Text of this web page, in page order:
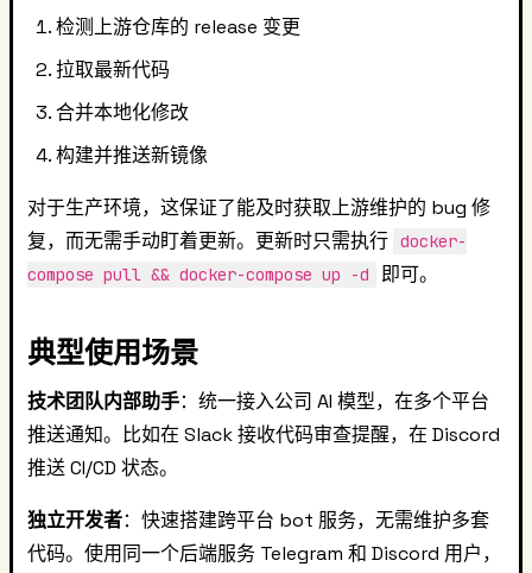
检测上游仓库的 release 变更
拉取最新代码
合并本地化修改
构建并推送新镜像
对于生产环境，这保证了能及时获取上游维护的 bug 修
复，而无需手动盯着更新。更新时只需执行 docker-
compose pull && docker-compose up -d
即可。
典型使用场景
技术团队内部助手：统一接入公司 AI 模型，在多个平台
推送通知。比如在 Slack 接收代码审查提醒，在 Discord
推送 CI/CD 状态。
独立开发者：快速搭建跨平台 bot 服务，无需维护多套
代码。使用同一个后端服务 Telegram 和 Discord 用户，